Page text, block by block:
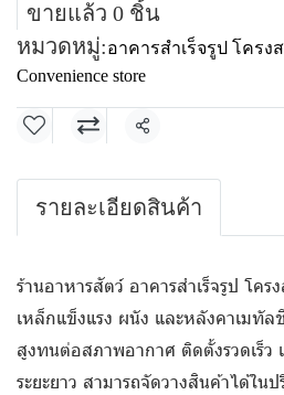
ขายแล้ว 0 ชิ้น
หมวดหมู่:อาคารสำเร็จรูป โครง
Convenience store
แชร์
รายละเอียดสินค้า
ร้านอาหารสัตว์ อาคารสำเร็จรูป โคร
เหล็กแข็งแรง ผนัง และหลังคาเมทั
สูงทนต่อสภาพอากาศ ติดตั้งรวดเร็ว
ระยะยาว สามารถจัดวางสินค้าได้ใ